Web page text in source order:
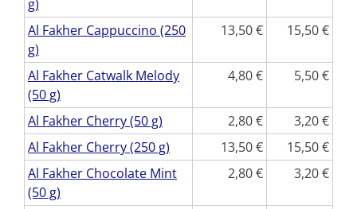
g)
Al Fakher Cappuccino (250
g)
13,50 15,50
Al Fakher Catwalk Melody
(50 g)
4,80 5,50
Al Fakher Cherry (50 g) 2,80
3,20
Al Fakher Cherry (250 g)
13,50
15,50
Al Fakher Chocolate Mint
(50 g)
2,80 3,20